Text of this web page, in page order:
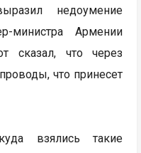
недоумение
министра Армении
сказал, что через
что принесет
взялись такие